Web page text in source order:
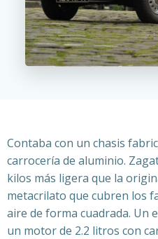
Contaba con un chasis
carrocería de aluminio.
kilos más ligera que la
metacrilato que cubren los
aire de forma cuadrada. Un
un motor de 2.2 litros con